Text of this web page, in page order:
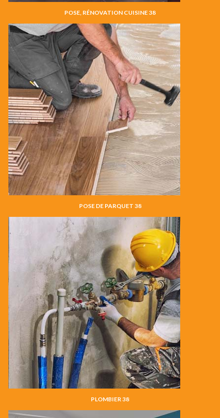
POSE, RÉNOVATION CUISINE 38
POSE DE PARQUET 38
PLOMBIER 38